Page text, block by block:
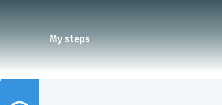
My steps